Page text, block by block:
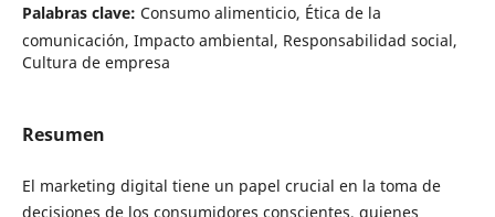
Palabras clave: Consumo alimenticio, Ética de la
comunicación, Impacto ambiental, Responsabilidad social,
Cultura de empresa
Resumen
El marketing digital tiene un papel crucial en la toma de
decisiones de los consumidores conscientes, quienes